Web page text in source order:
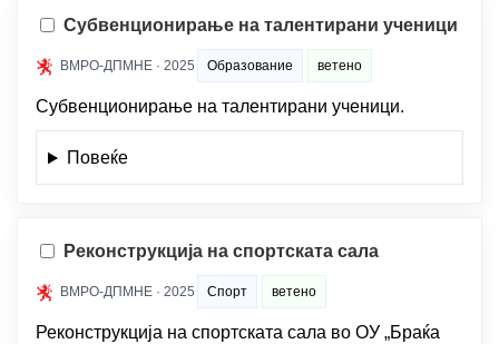
Субвенционирање на талентирани ученици
ВМРО-ДПМНЕ · 2025 Образование ветено
Субвенционирање на талентирани ученици.
Повеќе
Реконструкција на спортската сала
ВМРО-ДПМНЕ · 2025 Спорт ветено
Реконструкција на спортската сала во ОУ „Браќа